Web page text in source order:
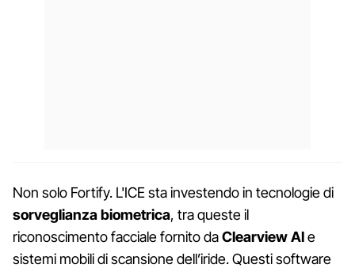
Non solo Fortify. L'ICE sta investendo in tecnologie di
sorveglianza biometrica, tra queste il
riconoscimento facciale fornito daClearview AIe
sistemi mobili di scansione dell’iride. Questi software